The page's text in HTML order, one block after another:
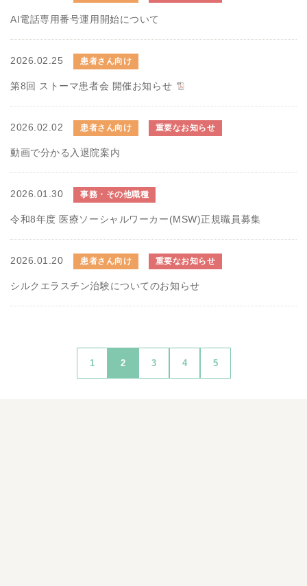
AI電話専用番号運用開始について
2026.02.25 患者さん向け
第8回 ストーマ患者会 開催お知らせ
2026.02.02 患者さん向け 重要なお知らせ
動画で分かる入退院案内
2026.01.30 事務・その他職種
令和8年度 医療ソーシャルワーカー(MSW)正規職員募集
2026.01.20 患者さん向け 重要なお知らせ
シルクエラスチン治験についてのお知らせ
1 2 3 4 5